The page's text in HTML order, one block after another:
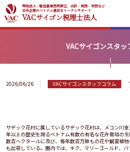
現地法人・駐在員事務所設立、会計・税務・労務など
日系企業のベトナム進出をトータルサポート
VACサイゴン税理士法人
VACサイゴンスタッ
2026/06/26 VACサイゴンスタッフコラム
サデック花村に属しているサデック花村は、メコン川
年以上の歴史を誇るベトナム有数の有名な花卉栽培の
数百ヘクタールに及び、毎年数百万鉢もの花や観賞植
も出荷している。園内では、キク、マリーゴールド、